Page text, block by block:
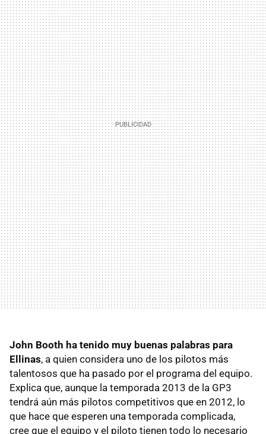
John Booth ha tenido muy buenas palabras para
Ellinas, a quien considera uno de los pilotos más
talentosos que ha pasado por el programa del equipo.
Explica que, aunque la temporada 2013 de la GP3
tendrá aún más pilotos competitivos que en 2012, lo
que hace que esperen una temporada complicada,
cree que el equipo y el piloto tienen todo lo necesario